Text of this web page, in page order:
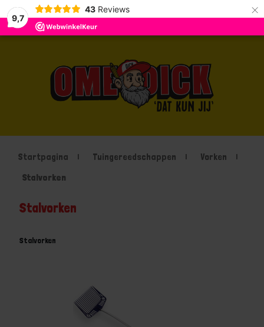
9,7
43 Reviews ×
Startpagina Tuingereedschappen
Vorken
Stalvorken
Stalvorken
Stalvorken